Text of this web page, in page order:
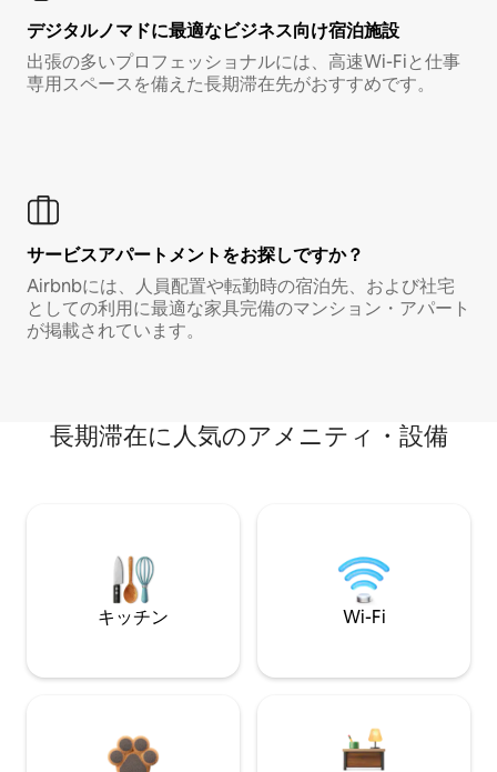
デジタルノマド⁠に最⁠適⁠なビ⁠ジ⁠ネ⁠ス⁠向⁠け宿⁠泊⁠施⁠設
出張の多いプロフェッショナルには、高速Wi-Fiと仕事
専用スペースを備えた長期滞在先がおすすめです。
サービスアパートメントをお探しですか？
Airbnbには、人員配置や転勤時の宿泊先、および社宅
としての利用に最適な家具完備のマンション・アパート
が掲載されています。
長期滞在に人気のアメニティ・設備
キッチン Wi-Fi